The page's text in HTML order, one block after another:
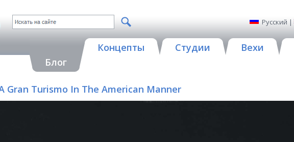
Русский |
Блог
Концепты Студии Вехи
Gran Turismo In The American Manner